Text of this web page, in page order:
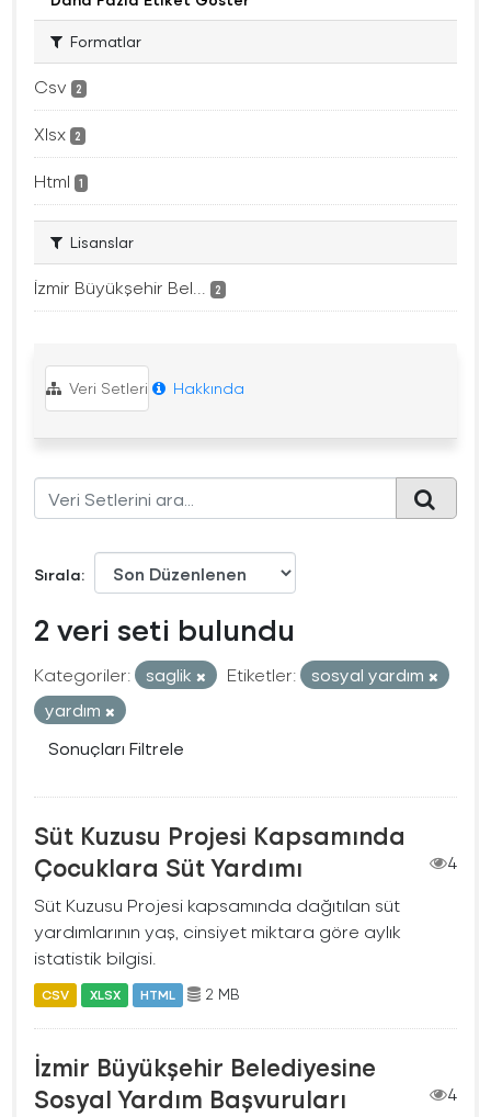
Formatlar
Csv 2
Xlsx 2
Html 1
Lisanslar
İzmir Büyükşehir Bel... 2
Veri Setleri Hakkında
Sırala
2 veri seti bulundu
Kategoriler: saglik Etiketler:
sosyal yardım
yardım
Sonuçları Filtrele
Süt Kuzusu Projesi Kapsamında
Çocuklara Süt Yardımı
4
Süt Kuzusu Projesi kapsamında dağıtılan süt
yardımlarının yaş, cinsiyet miktara göre aylık
istatistik bilgisi.
CSV XLSX HTML 2 MB
İzmir Büyükşehir Belediyesine
Sosyal Yardım Başvuruları
4